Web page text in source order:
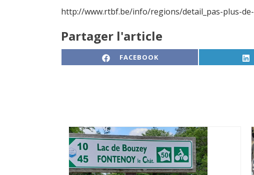
http://www.rtbf.be/info/regions/detail_pas-plus-
Partager l'article
SHARE ON
FACEBOOK